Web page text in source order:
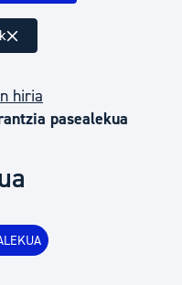
hiria
pasealekua